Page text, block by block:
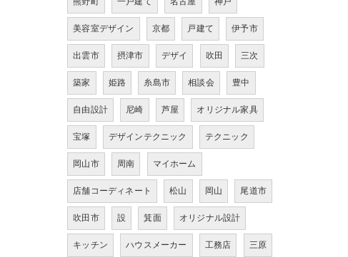
美容室デザイン 京都 戸建て 伊予市
出雲市 摂津市 デザイ 吹田 三次
築家 姫路 糸島市 相談会 豊中
自由設計 尼崎 芦屋 オリジナル家具
宝塚 デザインテクニック テクニック
岡山市 周南 マイホーム
店舗コーディネート 松山 岡山 尾道市
吹田市 設 箕面 オリジナル設計
キッチン ハウスメーカー 工務店 三原